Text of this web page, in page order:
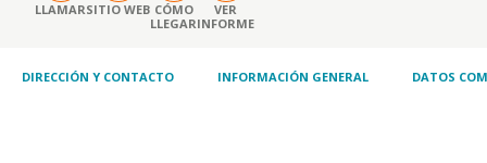
LLAMARSITIO WEB CÓMO
LLEGAR
VER
INFORME
DIRECCIÓN Y CONTACTO INFORMACIÓN GENERAL DATOS